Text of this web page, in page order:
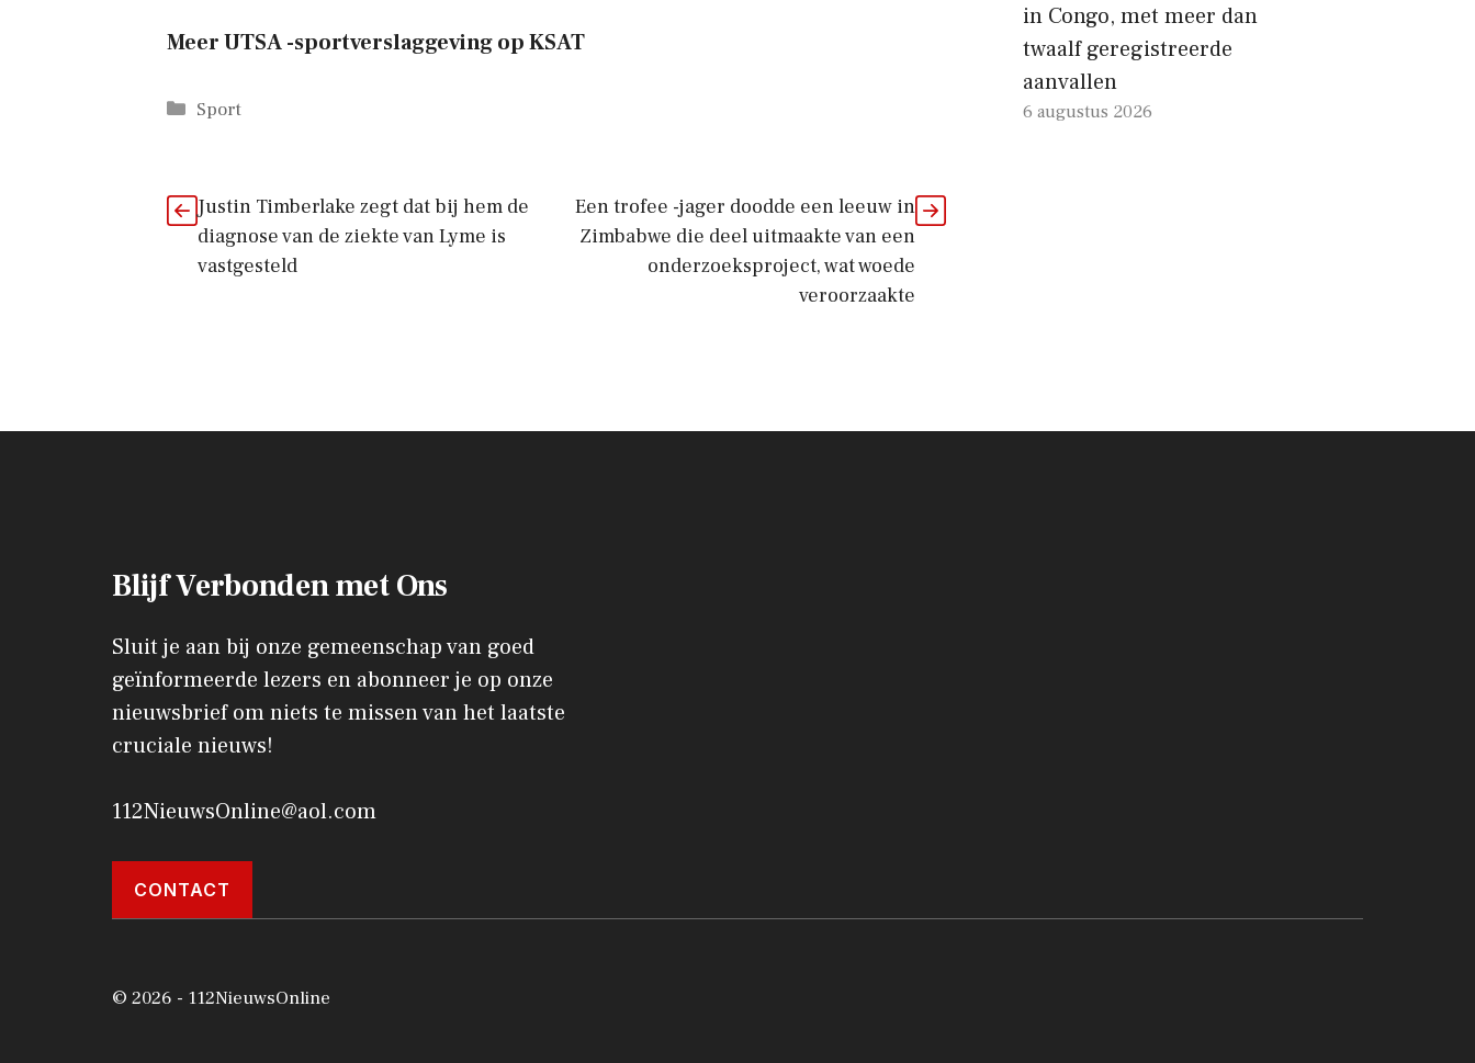
Meer UTSA -sportverslaggeving op KSAT
Categorieën
Sport
Justin Timberlake zegt dat bij hem de
diagnose van de ziekte van Lyme is
vastgesteld
Een trofee -jager doodde een leeuw in
Zimbabwe die deel uitmaakte van een
onderzoeksproject, wat woede
veroorzaakte
in Congo, met meer dan
twaalf geregistreerde
aanvallen
6 augustus 2026
Blijf Verbonden met Ons
Sluit je aan bij onze gemeenschap van goed
geïnformeerde lezers en abonneer je op onze
nieuwsbrief om niets te missen van het laatste
cruciale nieuws!
112NieuwsOnline@aol.com
CONTACT
© 2026 - 112NieuwsOnline